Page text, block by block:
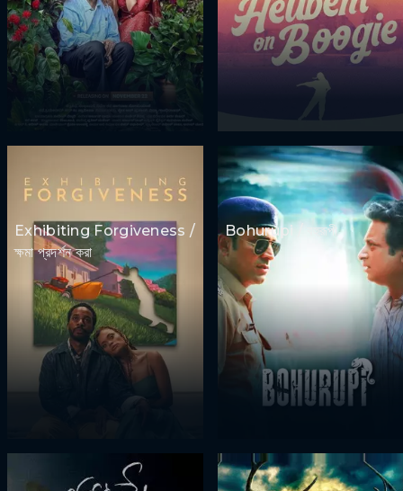
Exhibiting Forgiveness /
ক্ষমা প্রদর্শন করা
Bohurupi / বহুরূপী